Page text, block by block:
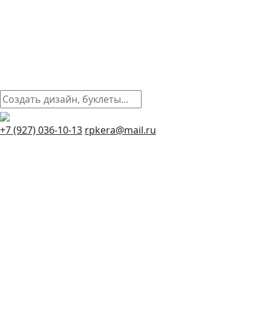
+7 (927) 036-10-13 rpkera@mail.ru